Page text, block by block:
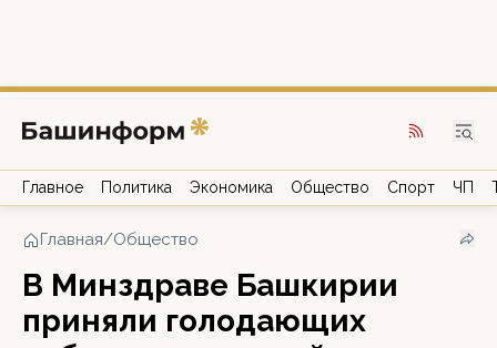
Главное Политика Экономика Общество Спорт ЧП
Главная/Общество
В Минздраве Башкирии
приняли голодающих